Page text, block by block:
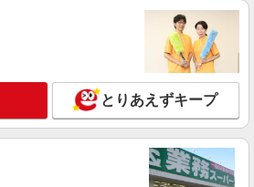
とりあえずキープ